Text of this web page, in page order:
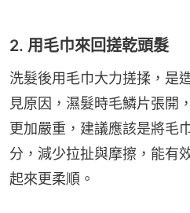
2. 用毛巾來回搓乾頭髮
洗髮後用毛巾大力搓揉，是
見原因，濕髮時毛鱗片張開
更加嚴重，建議應該是將毛
分，減少拉扯與摩擦，能有
起來更柔順。